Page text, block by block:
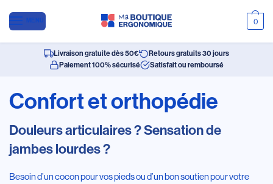
MENU 0
Livraison gratuite dès 50€
Retours gratuits 30 jours
Paiement 100% sécurisé
Satisfait ou remboursé
Confort et orthopédie
Douleurs articulaires ? Sensation de
jambes lourdes ?
Besoin d’un cocon pour vos pieds ou d’un bon soutien pour votre